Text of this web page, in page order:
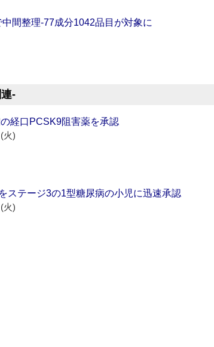
間整理‐77成分1042品目が対象に
‐
経口PCSK9阻害薬を承認
火)
ステージ3の1型糖尿病の小児に迅速承認
火)